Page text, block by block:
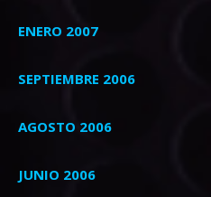
ENERO 2007
SEPTIEMBRE 2006
AGOSTO 2006
JUNIO 2006